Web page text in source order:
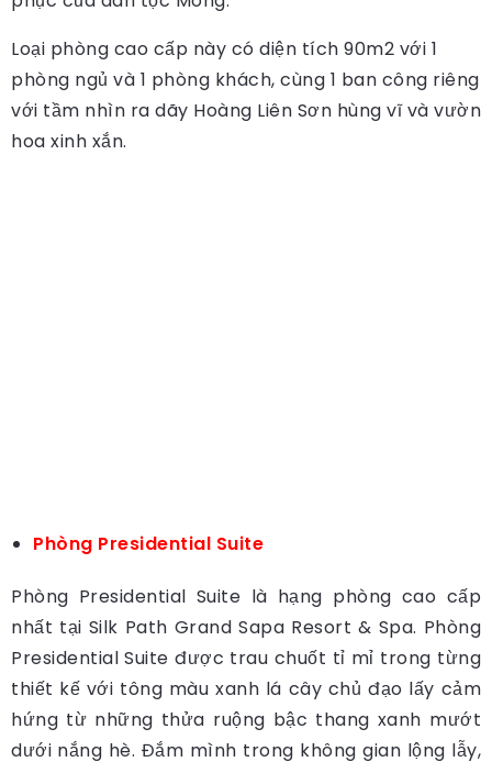
Loại phòng cao cấp này có diện tích 90m2 với 1
phòng ngủ và 1 phòng khách, cùng 1 ban công riêng
với tầm nhìn ra dãy Hoàng Liên Sơn hùng vĩ và vườn
hoa xinh xắn.
Phòng Presidential Suite
Phòng Presidential Suite là hạng phòng cao cấp
nhất tại Silk Path Grand Sapa Resort & Spa. Phòng
Presidential Suite được trau chuốt tỉ mỉ trong từng
thiết kế với tông màu xanh lá cây chủ đạo lấy cảm
hứng từ những thửa ruộng bậc thang xanh mướt
dưới nắng hè. Đắm mình trong không gian lộng lẫy,